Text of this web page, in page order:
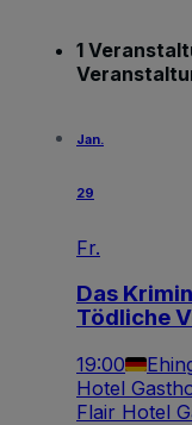
1
Jan.
29
Fr.
Das
Tödliche
19:00
Hotel
Flair Hotel